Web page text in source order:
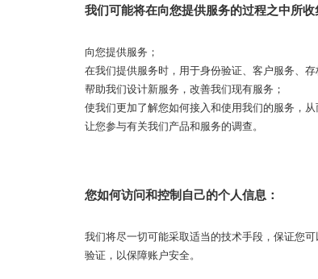
我们可能将在向您提供服务的过程之中所收
向您提供服务；
在我们提供服务时，用于身份验证、客户服务、
帮助我们设计新服务，改善我们现有服务；
使我们更加了解您如何接入和使用我们的服务，
让您参与有关我们产品和服务的调查。
您如何访问和控制自己的个人信息：
我们将尽一切可能采取适当的技术手段，保证您
验证，以保障账户安全。